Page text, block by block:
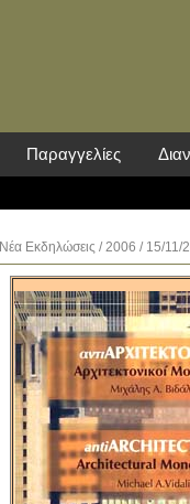
Παραγγελίες
Νέα Eκδηλώσεις /2006 / 15/11/